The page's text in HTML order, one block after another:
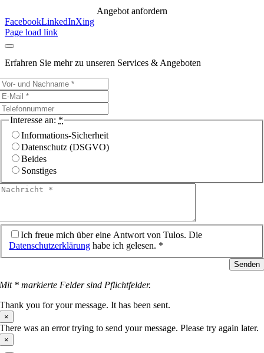
Angebot anfordern
FacebookLinkedInXing
Page load link
Erfahren Sie mehr zu unseren Services & Angeboten
Interesse an: *
Informations-Sicherheit
Datenschutz (DSGVO)
Beides
Sonstiges
Ich freue mich über eine Antwort von Tulos. Die
Datenschutzerklärung habe ich gelesen. *
Senden
Mit * markierte Felder sind Pflichtfelder.
Thank you for your message. It has been sent.
×
There was an error trying to send your message. Please try again later.
×